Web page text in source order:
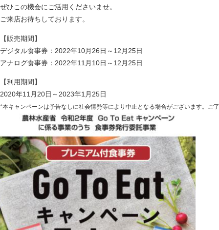
ぜひこの機会にご活用くださいませ。
ご来店お待ちしております。
【販売期間】
デジタル食事券：2022年10月26日～12月25日
アナログ食事券：2022年11月10日～12月25日
【利用期間】
2020年11月20日～2023年1月25日
*本キャンペーンは予告なしに社会情勢等により中止となる場合がございます。ご